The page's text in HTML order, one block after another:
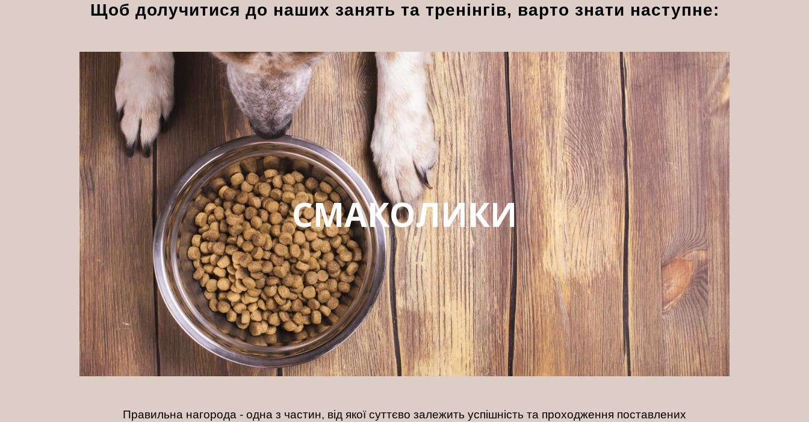
Щоб долучитися до наших занять та тренінгів, варто знати наступне:
СМАКОЛИКИ
Правильна нагорода - одна з частин, від якої суттєво залежить успішність та проходження поставлених